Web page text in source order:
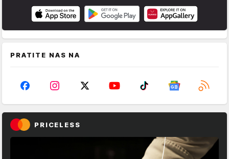
PRATITE NAS NA
PRICELESS